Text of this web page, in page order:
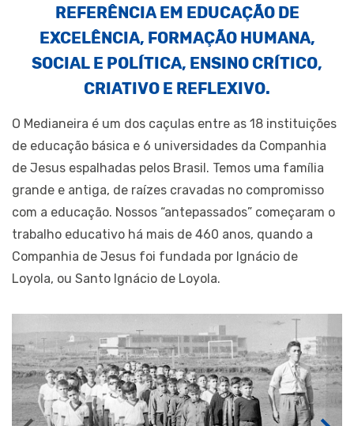
REFERÊNCIA EM EDUCAÇÃO DE
EXCELÊNCIA, FORMAÇÃO HUMANA,
SOCIAL E POLÍTICA, ENSINO CRÍTICO,
CRIATIVO E REFLEXIVO.
O Medianeira é um dos caçulas entre as 18 instituições
de educação básica e 6 universidades da Companhia
de Jesus espalhadas pelos Brasil. Temos uma família
grande e antiga, de raízes cravadas no compromisso
com a educação. Nossos “antepassados” começaram o
trabalho educativo há mais de 460 anos, quando a
Companhia de Jesus foi fundada por Ignácio de
Loyola, ou Santo Ignácio de Loyola.